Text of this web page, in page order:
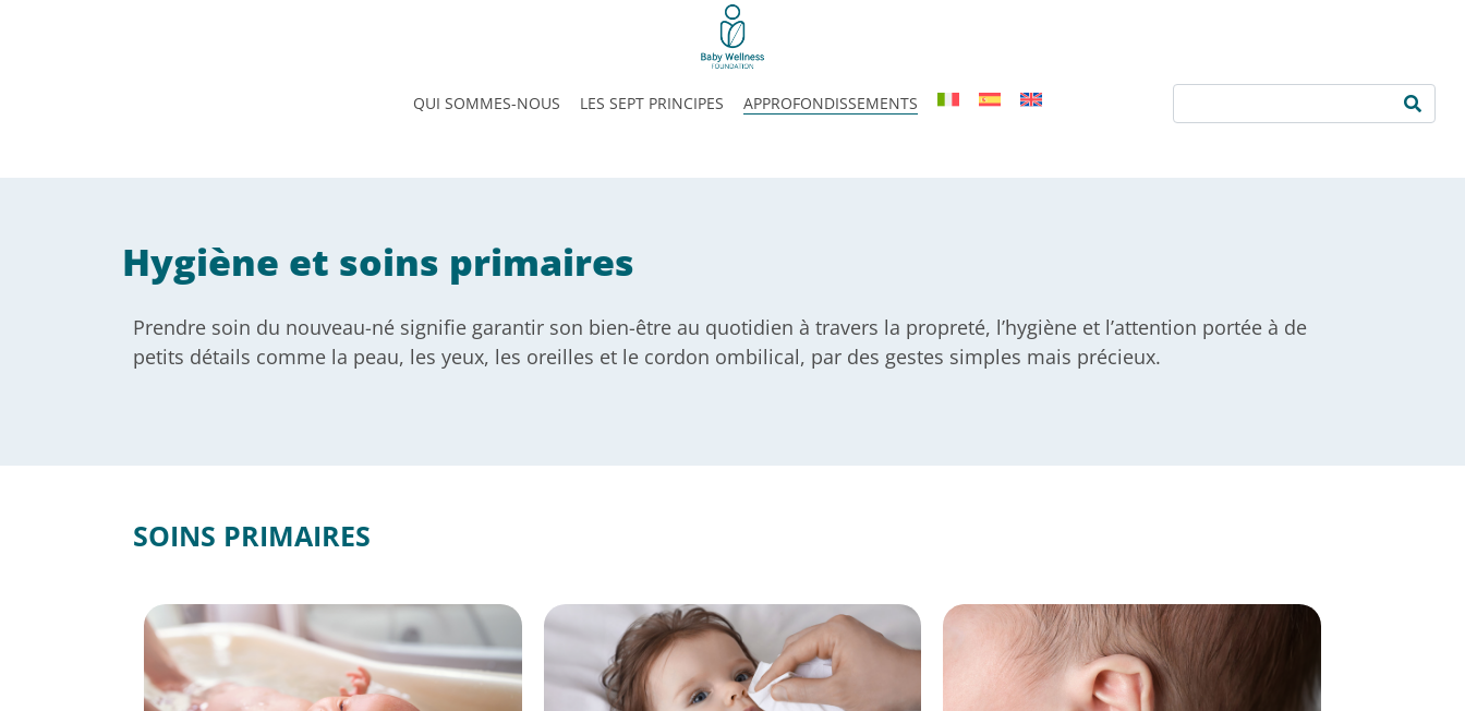
QUI SOMMES-NOUS LES SEPT PRINCIPES APPROFONDISSEMENTS
Hygiène et soins primaires
Prendre soin du nouveau-né signifie garantir son bien-être au quotidien à travers la propreté, l’hygiène et l’attention portée à de
petits détails comme la peau, les yeux, les oreilles et le cordon ombilical, par des gestes simples mais précieux.
SOINS PRIMAIRES